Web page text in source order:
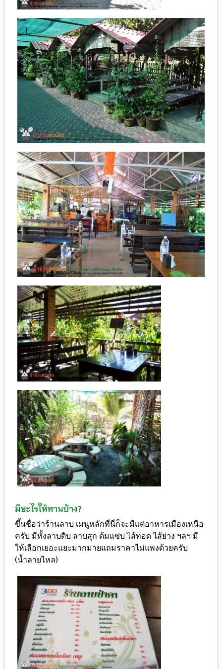
สำหรับ
คน
รัก
บ้าน
มากมาย
MAPS
MY
ACCOUNT
NEW
FACEBOOK
TIMELINE
POLICY
OKTOBERFEST
ครั้ง
ที่
2
เทศกาล
ที่
ใหญ่
ที่สุด
ใน
โลก
กับ
โรง
แรม
ฮอ
ลิ
เดย์
อินน์
เชียงใหม่
PANDA
:
ทำไม
ไม่
อาหาร
ทาน
เอง?
SHOP
TOP
ขึ้นชื่อว่าร้านลาบ เมนูหลักที่นี่ก็จะมีแต่อาหารเมืองเหนือ
ครับ มีทั้งลาบดิบ ลาบสุก ต้มแซ่บ ไส้ทอด ไส้ย่าง ฯลฯ มี
ให้เลือกเยอะแยะมากมายแถมราคาไม่แพงด้วยครับ
(น้ำลายไหล)